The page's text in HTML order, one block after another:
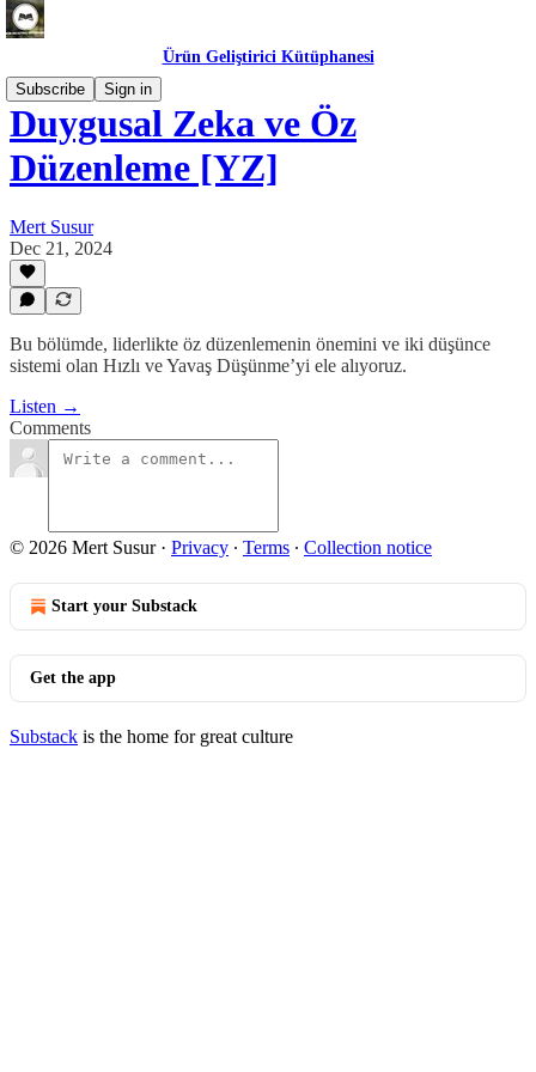
Ürün Geliştirici Kütüphanesi
Subscribe
Sign in
Duygusal Zeka ve Öz
Düzenleme [YZ]
Mert Susur
Dec 21, 2024
Bu bölümde, liderlikte öz düzenlemenin önemini ve iki düşünce
sistemi olan Hızlı ve Yavaş Düşünme’yi ele alıyoruz.
Listen →
Comments
© 2026 Mert Susur· Privacy ∙ Terms ∙ Collection notice
Start your Substack
Get the app
Substack is the home for great culture